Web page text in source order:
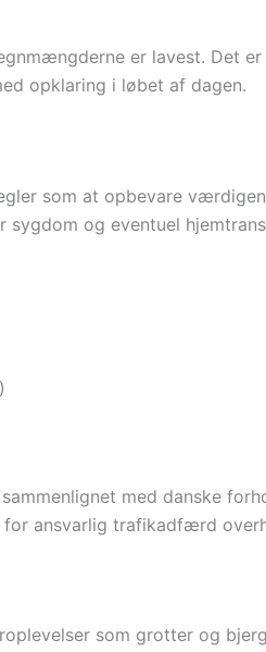
er lavest. Det
opklaring i løbet af dagen.
som at opbevare
og eventuel
med danske
ansvarlig trafikadfærd
som grotter og